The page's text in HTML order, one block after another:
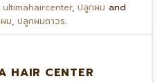
ultimahaircenter, ปลูกผม and
ม, ปลูกผมถาวร.
HAIR CENTER